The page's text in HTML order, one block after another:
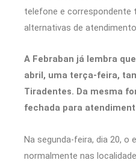
telefone e correspondente
alternativas de
A Febraban já lembra
abril, uma terça-feira,
Tiradentes. Da mesma
fechada para
Na segunda-feira, dia 20, o
normalmente nas